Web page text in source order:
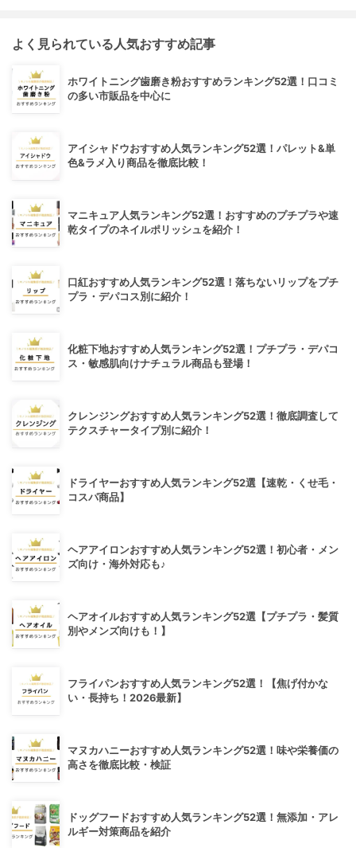
よく見られている人気おすすめ記事
ホワイトニング歯磨き粉おすすめランキング52選！口コミ
の多い市販品を中心に
アイシャドウおすすめ人気ランキング52選！パレット&単
色&ラメ入り商品を徹底比較！
マニキュア人気ランキング52選！おすすめのプチプラや速
乾タイプのネイルポリッシュを紹介！
口紅おすすめ人気ランキング52選！落ちないリップをプチ
プラ・デパコス別に紹介！
化粧下地おすすめ人気ランキング52選！プチプラ・デパコ
ス・敏感肌向けナチュラル商品も登場！
クレンジングおすすめ人気ランキング52選！徹底調査して
テクスチャータイプ別に紹介！
ドライヤーおすすめ人気ランキング52選【速乾・くせ毛・
コスパ商品】
ヘアアイロンおすすめ人気ランキング52選！初心者・メン
ズ向け・海外対応も♪
ヘアオイルおすすめ人気ランキング52選【プチプラ・髪質
別やメンズ向けも！】
フライパンおすすめ人気ランキング52選！【焦げ付かな
い・長持ち！2026最新】
マヌカハニーおすすめ人気ランキング52選！味や栄養価の
高さを徹底比較・検証
ドッグフードおすすめ人気ランキング52選！無添加・アレ
ルギー対策商品を紹介